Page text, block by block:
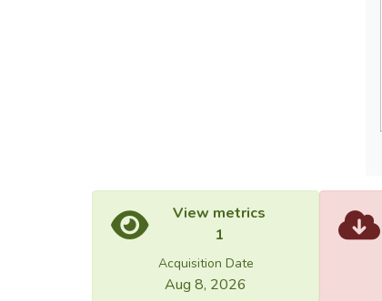
View metrics
1
Acquisition Date
Aug 8, 2026